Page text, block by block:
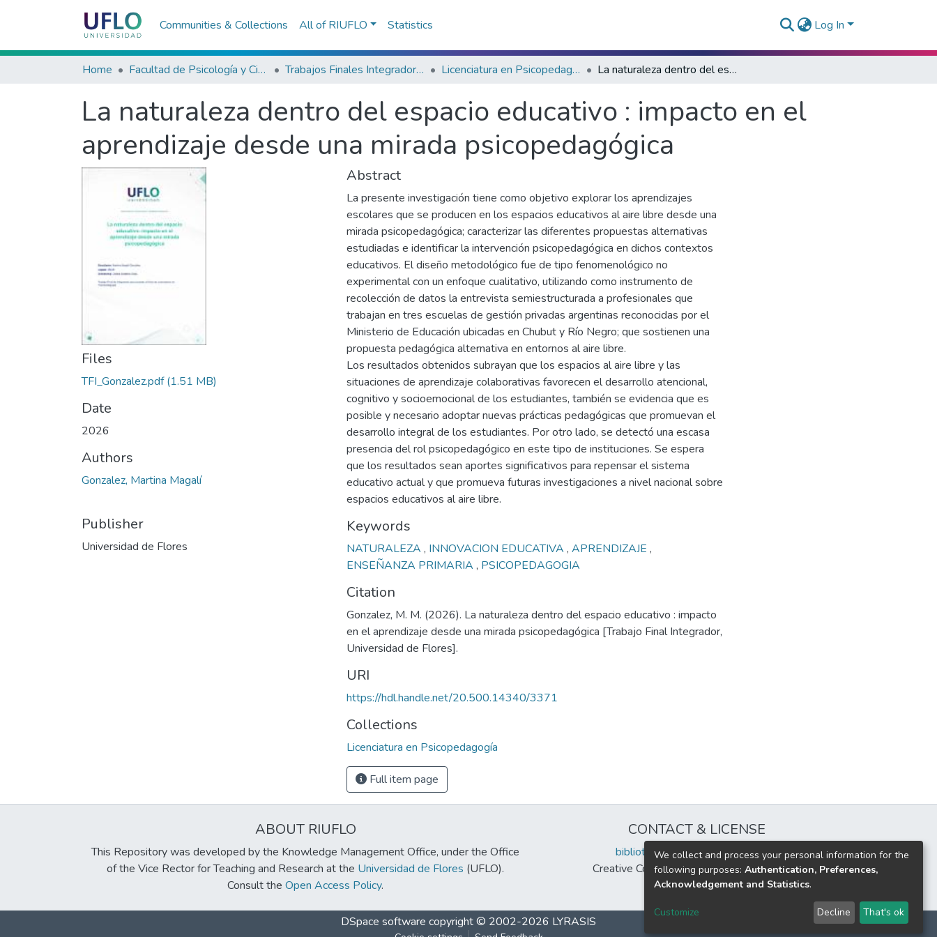
Communities & Collections All of RIUFLO Statistics Log In
Home Facultad de Psicología y Ciencias Sociales Trabajos Finales Integradores (TFI) de Grado Licenciatura en Psicopedagogía La naturaleza dentro del espacio educativo : impacto en el aprendizaje desde una mirada psicopedagógica
La naturaleza dentro del espacio educativo : impacto en el
aprendizaje desde una mirada psicopedagógica
Files
TFI_Gonzalez.pdf(1.51 MB)
Date
2026
Authors
Gonzalez, Martina Magalí
Publisher
Universidad de Flores
Abstract
La presente investigación tiene como objetivo explorar los aprendizajes
escolares que se producen en los espacios educativos al aire libre desde una
mirada psicopedagógica; caracterizar las diferentes propuestas alternativas
estudiadas e identificar la intervención psicopedagógica en dichos contextos
educativos. El diseño metodológico fue de tipo fenomenológico no
experimental con un enfoque cualitativo, utilizando como instrumento de
recolección de datos la entrevista semiestructurada a profesionales que
trabajan en tres escuelas de gestión privadas argentinas reconocidas por el
Ministerio de Educación ubicadas en Chubut y Río Negro; que sostienen una
propuesta pedagógica alternativa en entornos al aire libre.
Los resultados obtenidos subrayan que los espacios al aire libre y las
situaciones de aprendizaje colaborativas favorecen el desarrollo atencional,
cognitivo y socioemocional de los estudiantes, también se evidencia que es
posible y necesario adoptar nuevas prácticas pedagógicas que promuevan el
desarrollo integral de los estudiantes. Por otro lado, se detectó una escasa
presencia del rol psicopedagógico en este tipo de instituciones. Se espera
que los resultados sean aportes significativos para repensar el sistema
educativo actual y que promueva futuras investigaciones a nivel nacional sobre
espacios educativos al aire libre.
Keywords
NATURALEZA , INNOVACION EDUCATIVA , APRENDIZAJE ,
ENSEÑANZA PRIMARIA , PSICOPEDAGOGIA
Citation
Gonzalez, M. M. (2026). La naturaleza dentro del espacio educativo : impacto
en el aprendizaje desde una mirada psicopedagógica [Trabajo Final Integrador,
Universidad de Flores].
URI
https://hdl.handle.net/20.500.14340/3371
Collections
Licenciatura en Psicopedagogía
Full item page
ABOUT RIUFLO
This Repository was developed by the Knowledge Management Office, under the Office
of the Vice Rector for Teaching and Research at the Universidad de Flores (UFLO).
Consult theOpen Access Policy.
CONTACT & LICENSE
biblioteca@uflouniversidad.edu.ar
Creative Commons LicenseBY-NC-ND 4.0
DSpace software copyright © 2002-2026 LYRASIS
We collect and process your personal information for the
following purposes: Authentication, Preferences,
Acknowledgement and Statistics.
Customize Decline That's ok